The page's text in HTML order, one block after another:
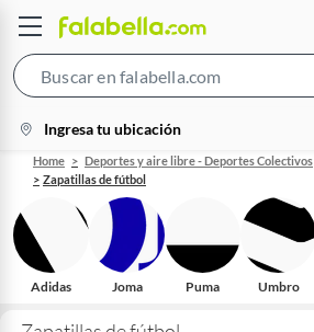
Bar
location-
icon
Ingresa tu ubicación
Home Deportes y aire libre - Deportes Colectivos
Zapatillas de fútbol
Adidas Joma Puma Umbro